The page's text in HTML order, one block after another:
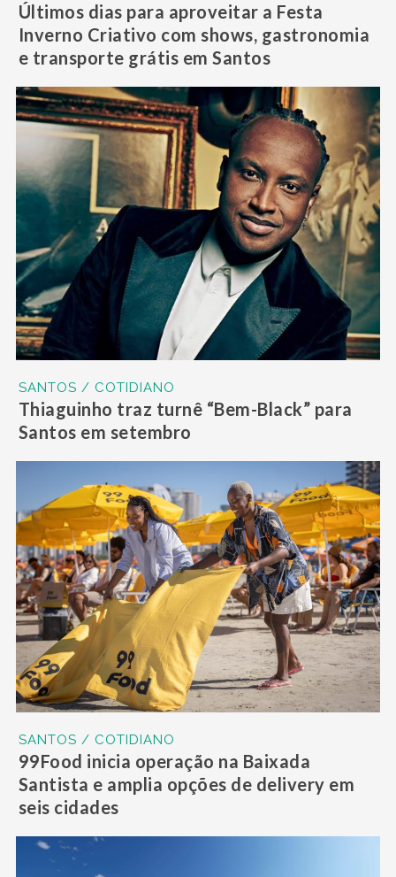
Últimos dias para aproveitar a Festa
Inverno Criativo com shows, gastronomia
e transporte grátis em Santos
SANTOS / COTIDIANO
Thiaguinho traz turnê “Bem-Black” para
Santos em setembro
SANTOS / COTIDIANO
99Food inicia operação na Baixada
Santista e amplia opções de delivery em
seis cidades